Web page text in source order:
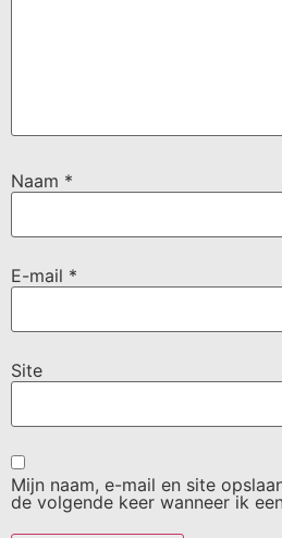
Naam *
E-mail *
Site
Mijn naam, e-mail en site
de volgende keer wanneer ik